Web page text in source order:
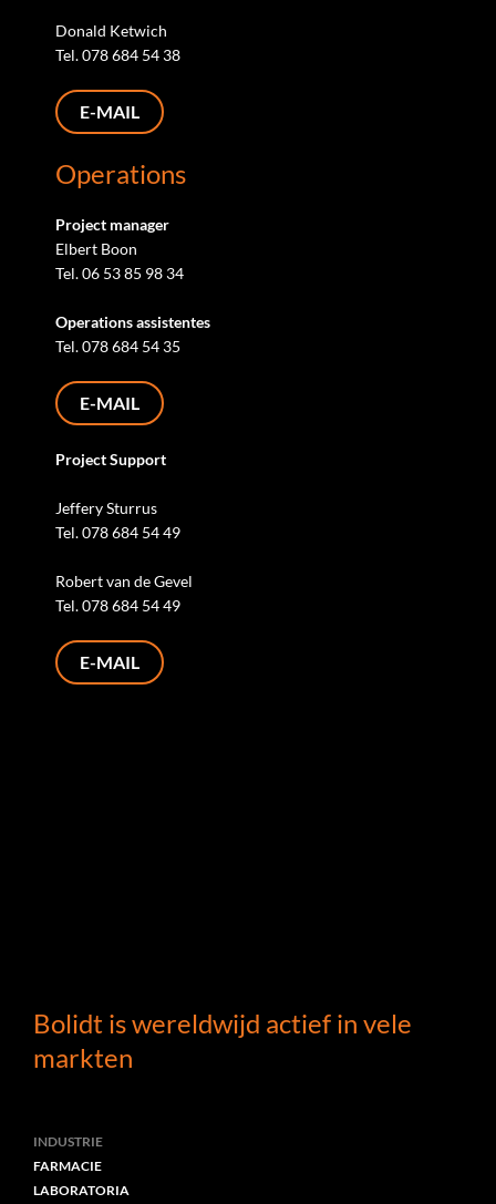
Donald Ketwich
Tel. 078 684 54 38
E-MAIL
Operations
Project manager
Elbert Boon
Tel. 06 53 85 98 34
Operations assistentes
Tel. 078 684 54 35
E-MAIL
Project Support
Jeffery Sturrus
Tel. 078 684 54 49
Robert van de Gevel
Tel. 078 684 54 49
E-MAIL
Bolidt is wereldwijd actief in vele
markten
INDUSTRIE
FARMACIE
LABORATORIA